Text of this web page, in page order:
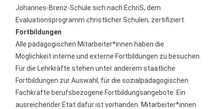
Johannes-Brenz-Schule sich nach EchriS, dem
Evaluationsprogramm christlicher Schulen, zertifiziert.
Fortbildungen
Alle pädagogischen Mitarbeiter*innen haben die
Möglichkeit interne und externe Fortbildungen zu besuchen.
Für die Lehrkräfte stehen unter anderem staatliche
Fortbildungen zur Auswahl, für die sozialpädagogischen
Fachkräfte berufsbezogene Fortbildungsangebote. Ein
ausreichender Etat dafür ist vorhanden. Mitarbeiter*innen